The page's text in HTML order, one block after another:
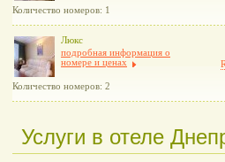
Количество номеров: 1
Люкс
подробная информация о
номере и ценах
Количество номеров: 2
Услуги в отеле